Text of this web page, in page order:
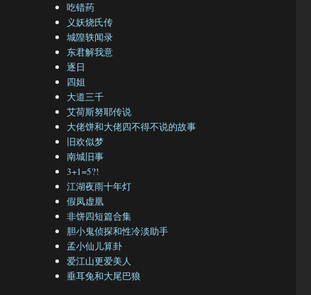
吃错药
义妖烧氏传
城隍轶闻录
东君解我意
逐日
四姐
大道三千
艾荷斯努耶传说
大佬饼和大佬四不得不说的故事
旧欢似梦
南城旧事
3+1=5?!
江湖夜雨十年灯
假凤虚凰
非饼四短篇合集
胆小鬼侦探和性冷淡助手
孟小仙儿算卦
爱江山更爱美人
垂耳兔和大尾巴狼